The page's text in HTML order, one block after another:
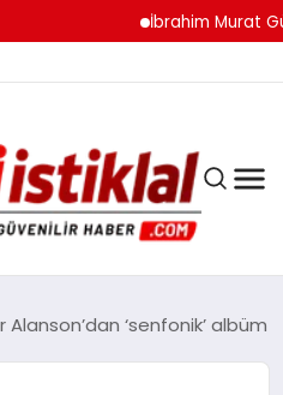
İbrahim Murat
Alanson’dan ‘senfonik’ albüm